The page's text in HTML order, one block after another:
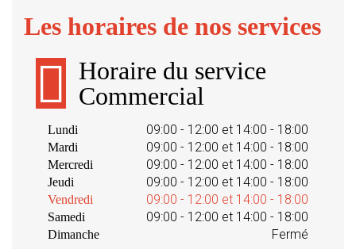
Les horaires de nos services
Horaire du service
Commercial
Lundi 09:00 - 12:00 et 14:00 - 18:00
Mardi 09:00 - 12:00 et 14:00 - 18:00
Mercredi 09:00 - 12:00 et 14:00 - 18:00
Jeudi 09:00 - 12:00 et 14:00 - 18:00
Vendredi 09:00 - 12:00 et 14:00 - 18:00
Samedi 09:00 - 12:00 et 14:00 - 18:00
Dimanche Fermé